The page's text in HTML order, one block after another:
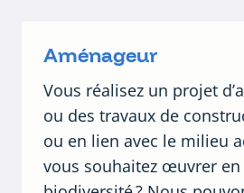
Aménageur
Vous réalisez un projet
ou des travaux de
ou en lien avec le milieu
vous souhaitez œuvrer en